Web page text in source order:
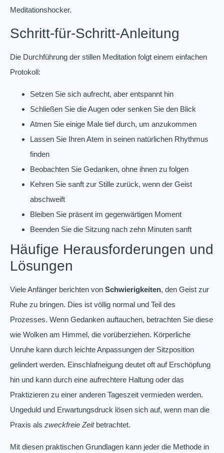
Meditationshocker.
Schritt-für-Schritt-Anleitung
Die Durchführung der stillen Meditation folgt einem einfachen
Protokoll:
Setzen Sie sich aufrecht, aber entspannt hin
Schließen Sie die Augen oder senken Sie den Blick
Atmen Sie einige Male tief durch, um anzukommen
Lassen Sie Ihren Atem in seinen natürlichen Rhythmus
finden
Beobachten Sie Gedanken, ohne ihnen zu folgen
Kehren Sie sanft zur Stille zurück, wenn der Geist
abschweift
Bleiben Sie präsent im gegenwärtigen Moment
Beenden Sie die Sitzung nach zehn Minuten sanft
Häufige Herausforderungen und
Lösungen
Viele Anfänger berichten von Schwierigkeiten, den Geist zur
Ruhe zu bringen. Dies ist völlig normal und Teil des
Prozesses. Wenn Gedanken auftauchen, betrachten Sie diese
wie Wolken am Himmel, die vorüberziehen. Körperliche
Unruhe kann durch leichte Anpassungen der Sitzposition
gelindert werden. Einschlafneigung deutet oft auf Erschöpfung
hin und kann durch eine aufrechtere Haltung oder das
Praktizieren zu einer anderen Tageszeit vermieden werden.
Ungeduld und Erwartungsdruck lösen sich auf, wenn man die
Praxis als zweckfreie Zeitbetrachtet.
Mit diesen praktischen Grundlagen kann jeder die Methode in